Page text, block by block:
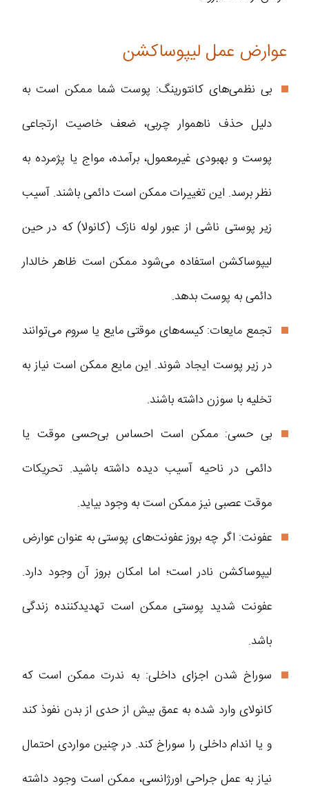
عوارض عمل لیپوساکشن
بی نظمی‌های کانتورینگ: پوست شما ممکن است به
دلیل حذف ناهموار چربی، ضعف خاصیت ارتجاعی
پوست و بهبودی غیرمعمول، برآمده، مواج یا پژمرده به
نظر برسد. این تغییرات ممکن است دائمی باشند. آسیب
زیر پوستی ناشی از عبور لوله نازک (کانولا) که در حین
لیپوساکشن استفاده می‌شود ممکن است ظاهر خالدار
دائمی به پوست بدهد.
تجمع مایعات: کیسه‌های موقتی مایع یا سروم می‌توانند
در زیر پوست ایجاد شوند. این مایع ممکن است نیاز به
تخلیه با سوزن داشته باشند.
بی‌ حسی: ممکن است احساس بی‌حسی موقت یا
دائمی در ناحیه آسیب دیده داشته باشید. تحریکات
موقت عصبی نیز ممکن است به وجود بیاید.
عفونت: اگر چه بروز عفونت‌های پوستی به عنوان عوارض
لیپوساکشن نادر است؛ اما امکان بروز آن وجود دارد.
عفونت شدید پوستی ممکن است تهدید‌کننده زندگی
باشد.
سوراخ ‌شدن اجزای داخلی: به ندرت ممکن است که
کانولای وارد شده به عمق بیش از حدی از بدن نفوذ کند
و یا اندام داخلی را سوراخ کند. در چنین مواردی احتمال
نیاز به عمل جراحی اورژانسی، ممکن است وجود داشته